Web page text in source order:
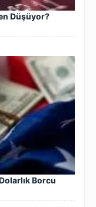
Düşüyor?
Borcu